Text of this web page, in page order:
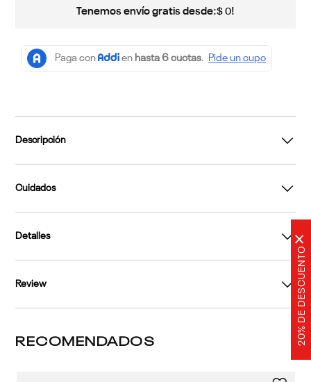
20% DE DESCUENTO
×
Tenemos envío gratis desde:$ 0!
Descripción
Cuidados
Detalles
Review
RECOMENDADOS